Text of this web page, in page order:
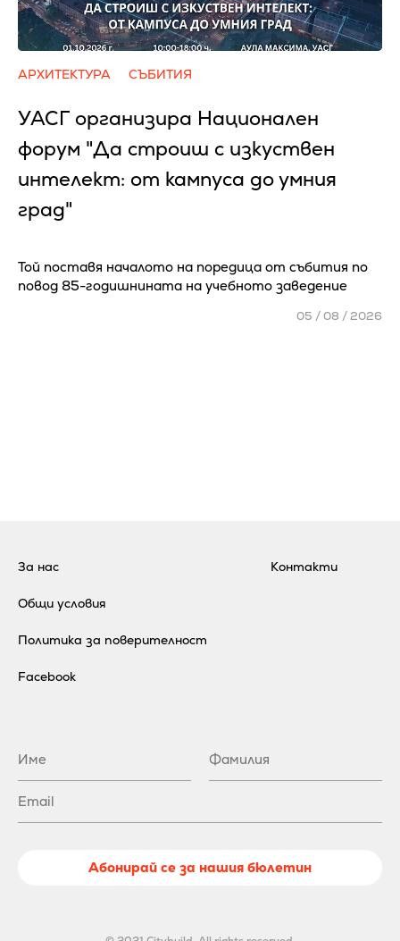
АРХИТЕКТУРА СЪБИТИЯ
УАСГ организира Национален
форум "Да строиш с изкуствен
интелект: от кампуса до умния
град"
Той поставя началото на поредица от събития по
повод 85-годишнината на учебното заведение
05 / 08 / 2026
За нас
Общи условия
Политика за поверителност
Контакти
Facebook
Абонирай се за нашия бюлетин